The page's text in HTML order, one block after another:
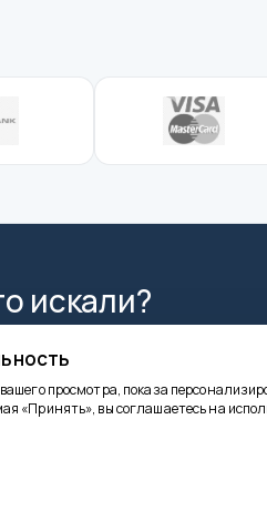
искали?
просмотра, показа
«Принять», вы соглашаетесь на